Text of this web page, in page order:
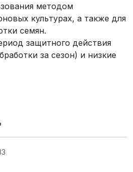
методом
культурах, а также для
семян.
защитного действия
за сезон) и низкие